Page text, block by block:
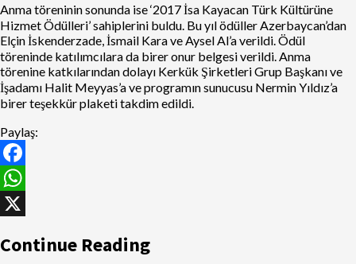
Anma töreninin sonunda ise ‘2017 İsa Kayacan Türk Kültürüne
Hizmet Ödülleri’ sahiplerini buldu. Bu yıl ödüller Azerbaycan’dan
Elçin İskenderzade, İsmail Kara ve Aysel Al’a verildi. Ödül
töreninde katılımcılara da birer onur belgesi verildi. Anma
törenine katkılarından dolayı Kerkük Şirketleri Grup Başkanı ve
İşadamı Halit Meyyas’a ve programın sunucusu Nermin Yıldız’a
birer teşekkür plaketi takdim edildi.
Paylaş:
Facebook
WhatsApp
Continue Reading